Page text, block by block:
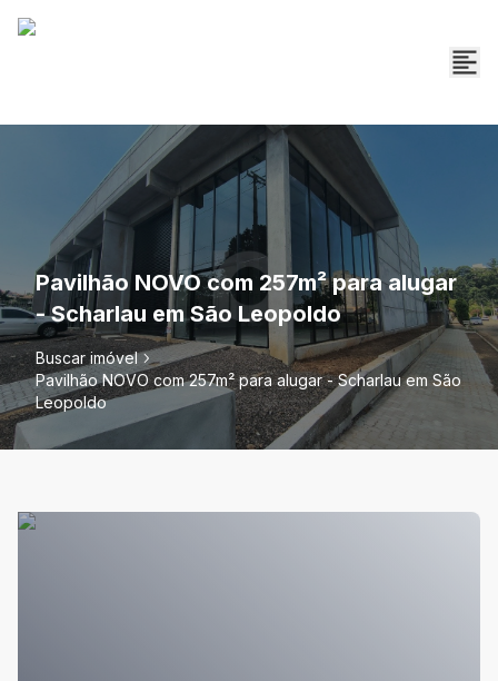
Pavilhão NOVO com 257m² para alugar
- Scharlau em São Leopoldo
Buscar imóvel
Pavilhão NOVO com 257m² para alugar - Scharlau em São
Leopoldo